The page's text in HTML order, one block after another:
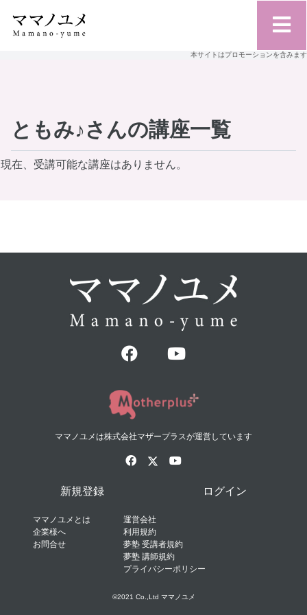
本サイトはプロモーションを含みます
ともみ♪さんの講座一覧
現在、受講可能な講座はありません。
ママノユメは株式会社マザープラスが運営しています
新規登録 ログイン
ママノユメとは
企業様へ
お問合せ
運営会社
利用規約
夢塾 受講者規約
夢塾 講師規約
プライバシーポリシー
©2021 Co.,Ltd ママノユメ